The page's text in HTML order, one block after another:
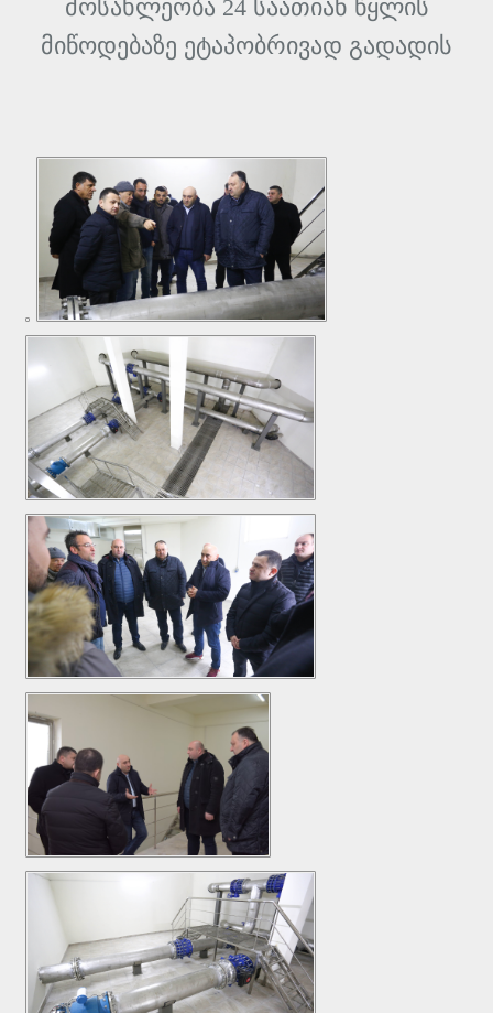
მოსახლეობა 24 საათიან წყლის
მიწოდებაზე ეტაპობრივად გადადის